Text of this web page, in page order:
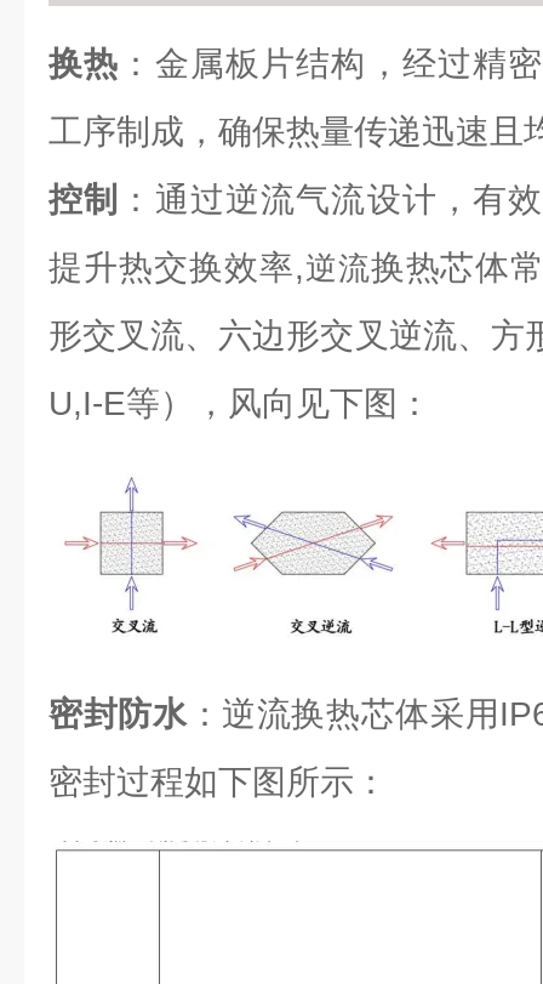
换热 ：金属板片结构，经过精
工序制成，确保热量传递迅速且
控制
：通过逆流气流设计，有
提升热交换效率,逆流换热芯体
形交叉流、六边形交叉逆流、方
U,I-E等），风向见下图：
密封防水：逆流换热芯体采用
密封过程如下图所示：